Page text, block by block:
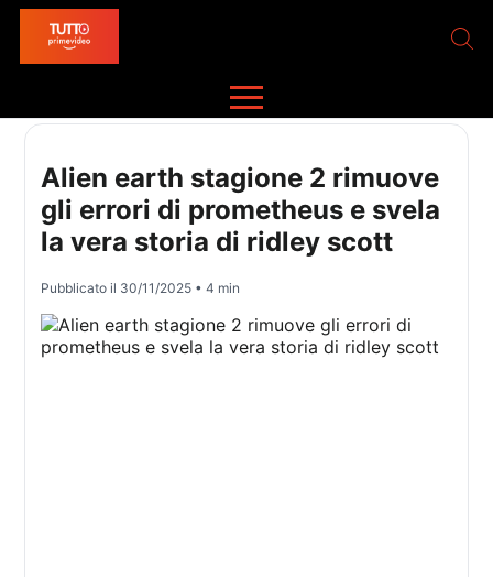
Alien earth stagione 2 rimuove
gli errori di prometheus e svela
la vera storia di ridley scott
Pubblicato il 30/11/2025 • 4 min